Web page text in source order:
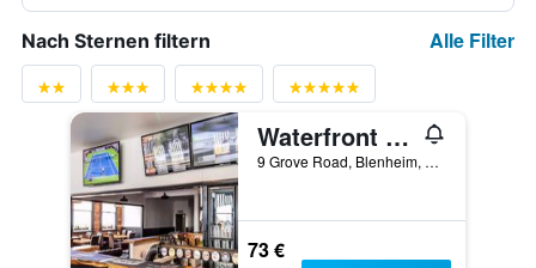
Nach Sternen filtern Alle Filter
Waterfront motel
9 Grove Road, Blenheim, Neuseeland
73 €